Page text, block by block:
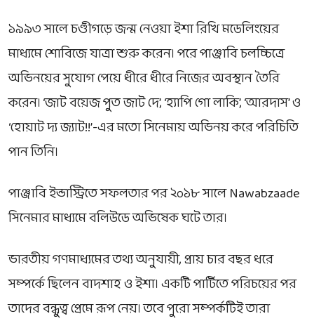
১৯৯৩ সালে চণ্ডীগড়ে জন্ম নেওয়া ইশা রিখি মডেলিংয়ের
মাধ্যমে শোবিজে যাত্রা শুরু করেন। পরে পাঞ্জাবি চলচ্চিত্রে
অভিনয়ের সুযোগ পেয়ে ধীরে ধীরে নিজের অবস্থান তৈরি
করেন। ‘জাট বয়েজ পুত জাট দে’, ‘হ্যাপি গো লাকি’, ‘আরদাস’ ও
‘হোয়াট দ্য জ্যাট!!’-এর মতো সিনেমায় অভিনয় করে পরিচিতি
পান তিনি।
পাঞ্জাবি ইন্ডাস্ট্রিতে সফলতার পর ২০১৮ সালেNawabzaade
সিনেমার মাধ্যমে বলিউডে অভিষেক ঘটে তার।
ভারতীয় গণমাধ্যমের তথ্য অনুযায়ী, প্রায় চার বছর ধরে
সম্পর্কে ছিলেন বাদশাহ ও ইশা। একটি পার্টিতে পরিচয়ের পর
তাদের বন্ধুত্ব প্রেমে রূপ নেয়। তবে পুরো সম্পর্কটিই তারা